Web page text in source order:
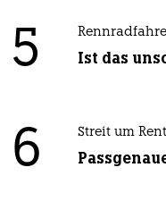
5 Ist das
6 Streit um